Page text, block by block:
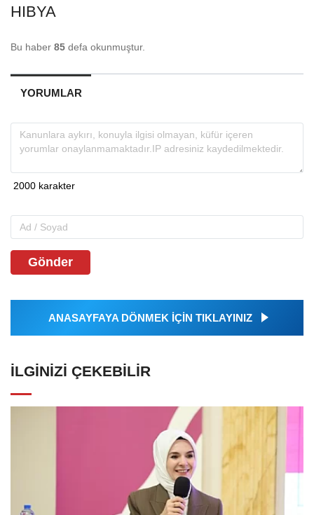
HIBYA
Bu haber 85 defa okunmuştur.
YORUMLAR
Gönder
ANASAYFAYA DÖNMEK İÇİN TIKLAYINIZ
İLGINIZI ÇEKEBILIR